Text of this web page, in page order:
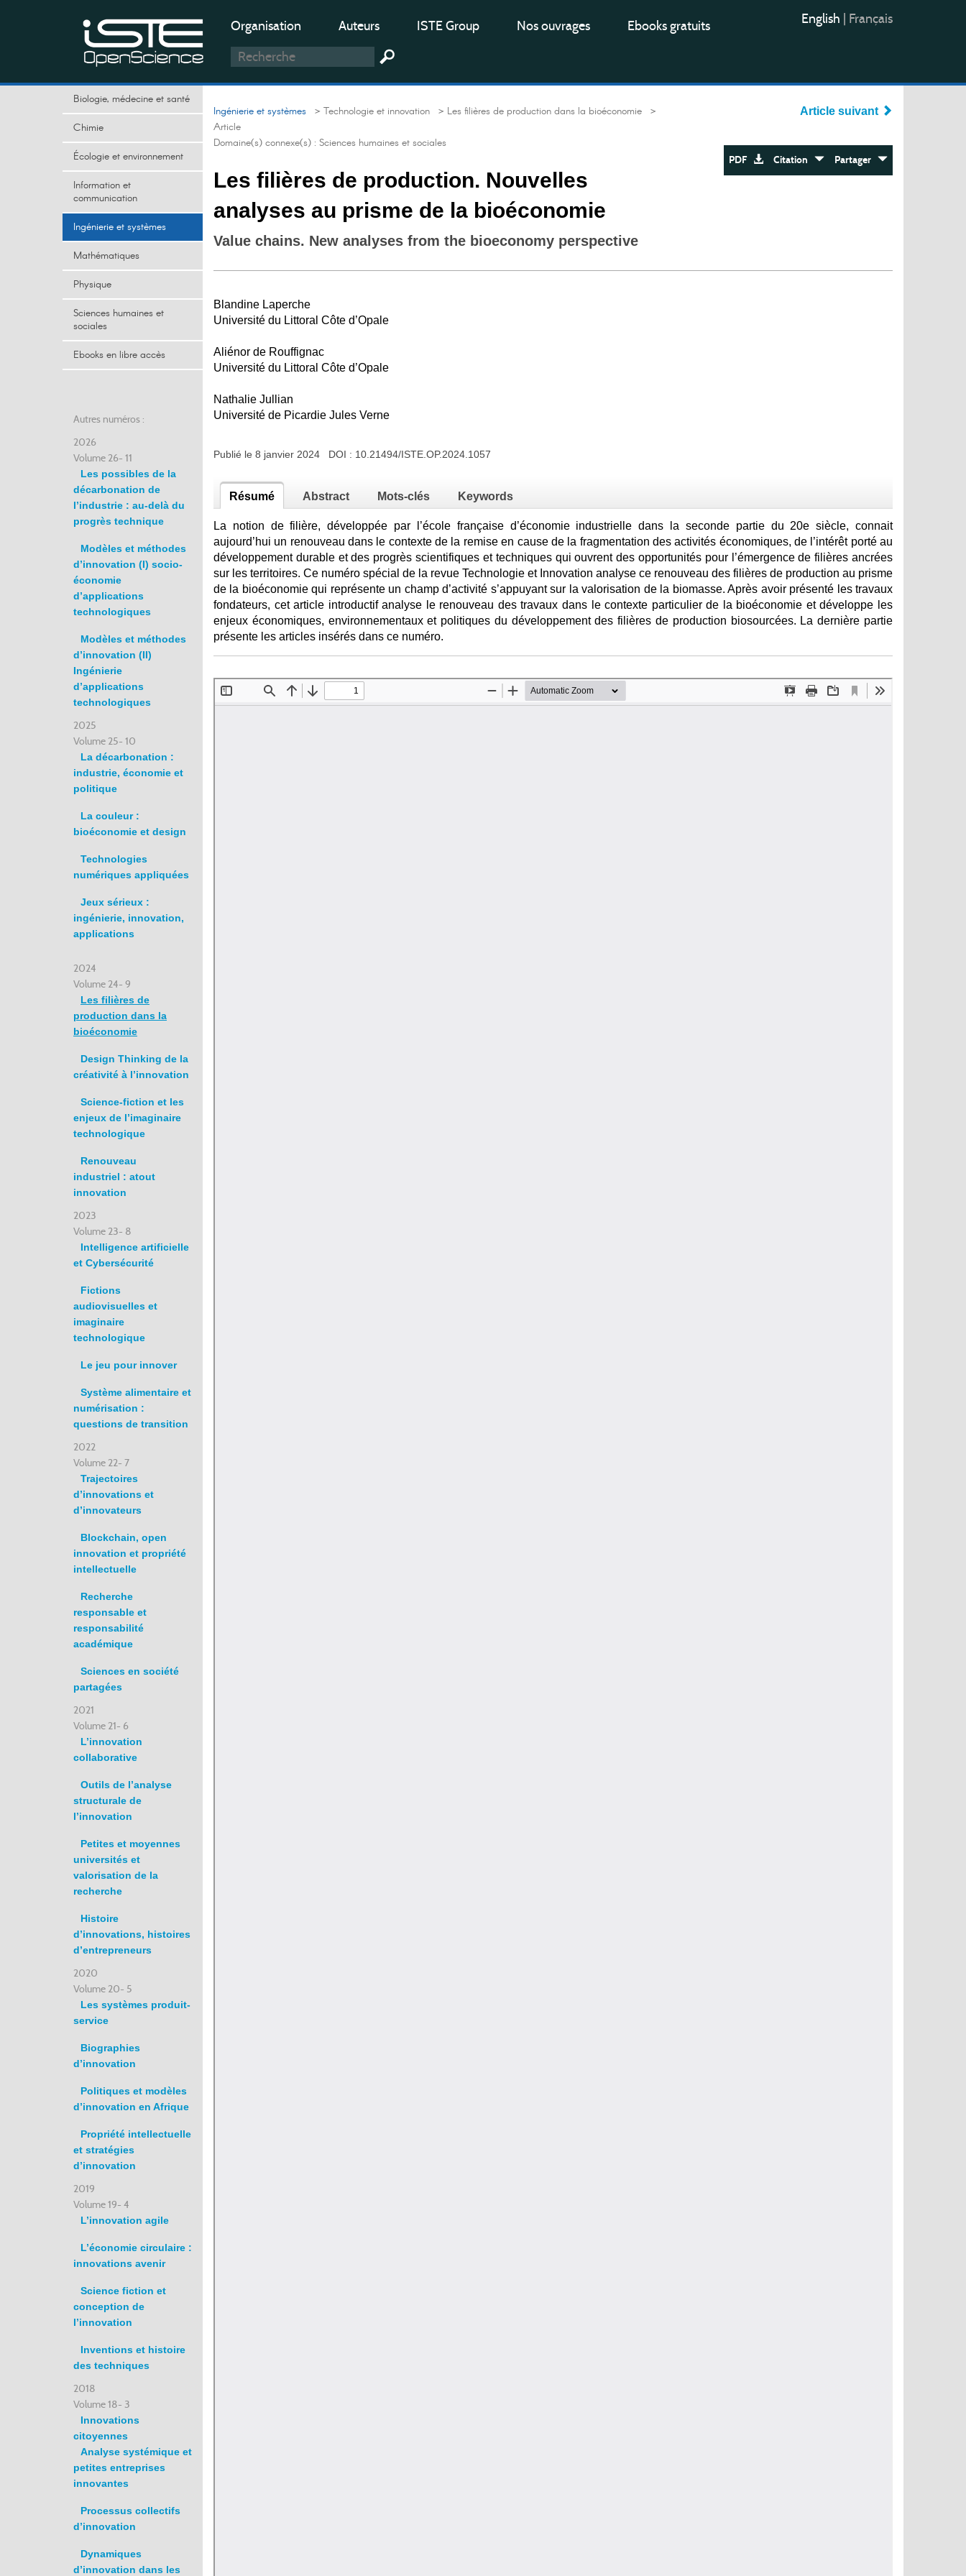
Organisation Auteurs ISTE Group Nos ouvrages Ebooks gratuits English Français
Biologie, médecine et santé
Chimie
Écologie et environnement
Information et
communication
Ingénierie et systèmes
Mathématiques
Physique
Sciences humaines et
sociales
Ebooks en libre accès
Autres numéros :
2026
Volume 26- 11
Les possibles de la
décarbonation de
l’industrie : au-delà du
progrès technique
Modèles et méthodes
d’innovation (I) socio-
économie
d’applications
technologiques
Modèles et méthodes
d’innovation (II)
Ingénierie
d’applications
technologiques
2025
Volume 25- 10
La décarbonation :
industrie, économie et
politique
La couleur :
bioéconomie et design
Technologies
numériques appliquées
Jeux sérieux :
ingénierie, innovation,
applications
2024
Volume 24- 9
Les filières de
production dans la
bioéconomie
Design Thinking de la
créativité à l’innovation
Science-fiction et les
enjeux de l’imaginaire
technologique
Renouveau
industriel : atout
innovation
2023
Volume 23- 8
Intelligence artificielle
et Cybersécurité
Fictions
audiovisuelles et
imaginaire
technologique
Le jeu pour innover
Système alimentaire et
numérisation :
questions de transition
2022
Volume 22- 7
Trajectoires
d’innovations et
d’innovateurs
Blockchain, open
innovation et propriété
intellectuelle
Recherche
responsable et
responsabilité
académique
Sciences en société
partagées
2021
Volume 21- 6
L’innovation
collaborative
Outils de l’analyse
structurale de
l’innovation
Petites et moyennes
universités et
valorisation de la
recherche
Histoire
d’innovations, histoires
d’entrepreneurs
2020
Volume 20- 5
Les systèmes produit-
service
Biographies
d’innovation
Politiques et modèles
d’innovation en Afrique
Propriété intellectuelle
et stratégies
d’innovation
2019
Volume 19- 4
L’innovation agile
L’économie circulaire :
innovations avenir
Science fiction et
conception de
l’innovation
Inventions et histoire
des techniques
2018
Volume 18- 3
Innovations
citoyennes
Analyse systémique et
petites entreprises
innovantes
Processus collectifs
d’innovation
Dynamiques
d’innovation dans les
Ingénierie et systèmes > Technologie et innovation > Les filières de production dans la bioéconomie >
Article
Domaine(s) connexe(s) : Sciences humaines et sociales
Les filières de production. Nouvelles
analyses au prisme de la bioéconomie
Value chains. New analyses from the bioeconomy perspective
Article suivant
PDF Citation Partager
Blandine Laperche
Université du Littoral Côte d’Opale
Aliénor de Rouffignac
Université du Littoral Côte d’Opale
Nathalie Jullian
Université de Picardie Jules Verne
Publié le 8 janvier 2024 DOI : 10.21494/ISTE.OP.2024.1057
Résumé Abstract Mots-clés Keywords
La notion de filière, développée par l’école française d’économie industrielle dans la seconde partie du 20e siècle, connait
aujourd’hui un renouveau dans le contexte de la remise en cause de la fragmentation des activités économiques, de l’intérêt porté au
développement durable et des progrès scientifiques et techniques qui ouvrent des opportunités pour l’émergence de filières ancrées
sur les territoires. Ce numéro spécial de la revue Technologie et Innovation analyse ce renouveau des filières de production au prisme
de la bioéconomie qui représente un champ d’activité s’appuyant sur la valorisation de la biomasse. Après avoir présenté les travaux
fondateurs, cet article introductif analyse le renouveau des travaux dans le contexte particulier de la bioéconomie et développe les
enjeux économiques, environnementaux et politiques du développement des filières de production biosourcées. La dernière partie
présente les articles insérés dans ce numéro.